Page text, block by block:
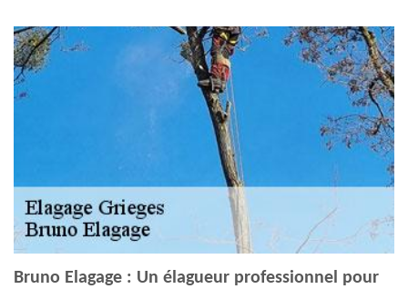
Bruno Elagage : Un élagueur professionnel pour